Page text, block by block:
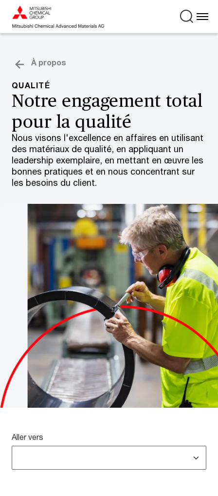
À propos
QUALITÉ
Notre engagement total
pour la qualité
Nous visons l'excellence en affaires en utilisant
des matériaux de qualité, en appliquant un
leadership exemplaire, en mettant en œuvre les
bonnes pratiques et en nous concentrant sur
les besoins du client.
Aller vers